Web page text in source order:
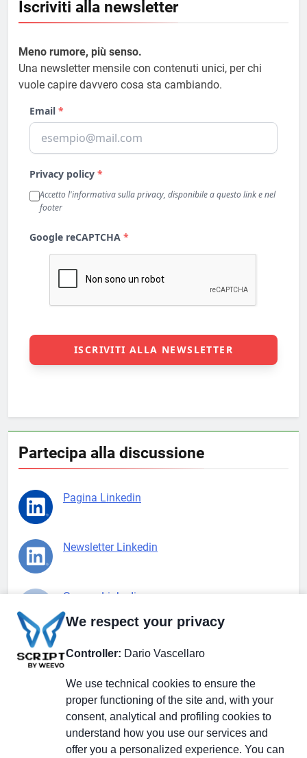
Iscriviti alla newsletter
Meno rumore, più senso.
Una newsletter mensile con contenuti unici, per chi
vuole capire davvero cosa sta cambiando.
Partecipa alla discussione
Pagina Linkedin
Newsletter Linkedin
Gruppo Linkedin
X.com
We respect your privacy
Controller: Dario Vascellaro
We use technical cookies to ensure the
proper functioning of the site and, with your
consent, analytical and profiling cookies to
understand how you use our services and
offer you a personalized experience. You can